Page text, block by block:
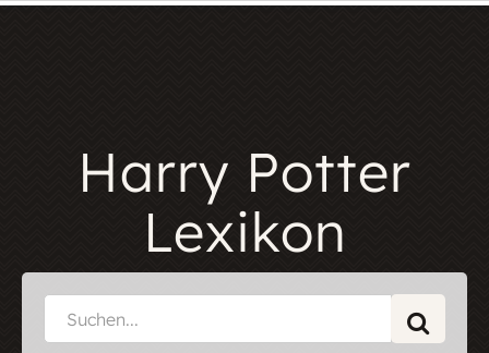
Harry Potter
Lexikon